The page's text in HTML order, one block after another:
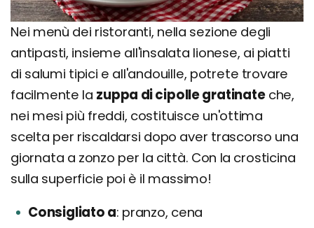
Nei menù dei ristoranti, nella sezione degli
antipasti, insieme all'insalata lionese, ai piatti
di salumi tipici e all'andouille, potrete trovare
facilmente la zuppa di cipolle gratinateche,
nei mesi più freddi, costituisce un'ottima
scelta per riscaldarsi dopo aver trascorso una
giornata a zonzo per la città. Con la crosticina
sulla superficie poi è il massimo!
Consigliato a pranzo, cena